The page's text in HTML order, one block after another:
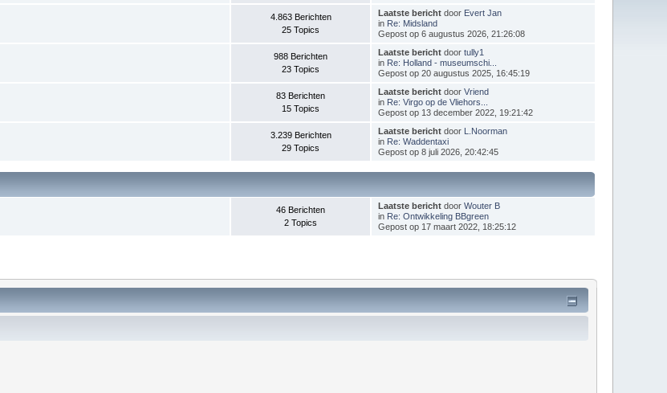
4.863 Berichten
25 Topics
Laatste berichtdoor Evert Jan
in Re: Midsland
Gepost op 6 augustus 2026, 21:26:08
988 Berichten
23 Topics
Laatste berichtdoor tully1
in Re: Holland - museumschi...
Gepost op 20 augustus 2025, 16:45:19
83 Berichten
15 Topics
Laatste berichtdoor Vriend
in Re: Virgo op de Vliehors...
Gepost op 13 december 2022, 19:21:42
3.239 Berichten
29 Topics
Laatste berichtdoor L.Noorman
in Re: Waddentaxi
Gepost op 8 juli 2026, 20:42:45
46 Berichten
2 Topics
Laatste berichtdoor Wouter B
in Re: Ontwikkeling BBgreen
Gepost op 17 maart 2022, 18:25:12